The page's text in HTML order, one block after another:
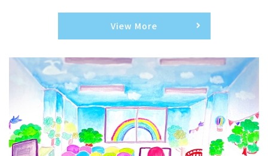
View More